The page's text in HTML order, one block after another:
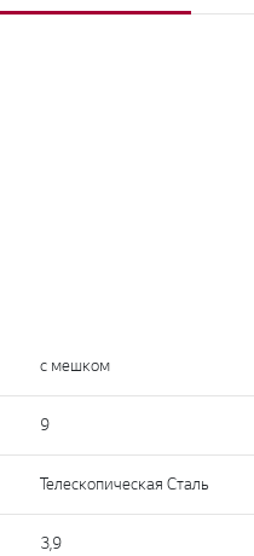
с мешком
9
Телескопическая Сталь
3,9